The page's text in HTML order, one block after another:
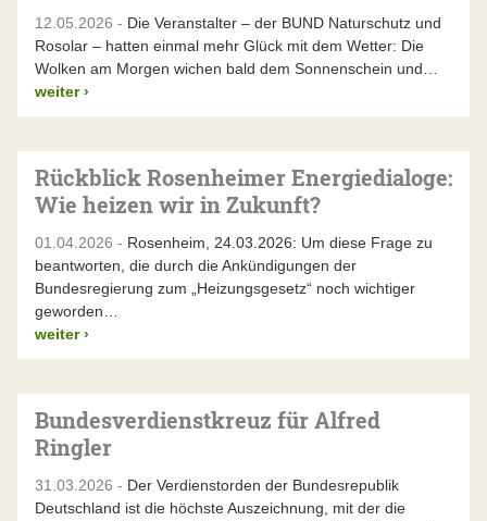
12.05.2026 - Die Veranstalter – der BUND Naturschutz und
Rosolar – hatten einmal mehr Glück mit dem Wetter: Die
Wolken am Morgen wichen bald dem Sonnenschein und…
weiter ›
Rückblick Rosenheimer Energiedialoge:
Wie heizen wir in Zukunft?
01.04.2026 - Rosenheim, 24.03.2026: Um diese Frage zu
beantworten, die durch die Ankündigungen der
Bundesregierung zum „Heizungsgesetz“ noch wichtiger
geworden…
weiter ›
Bundesverdienstkreuz für Alfred
Ringler
31.03.2026 - Der Verdienstorden der Bundesrepublik
Deutschland ist die höchste Auszeichnung, mit der die